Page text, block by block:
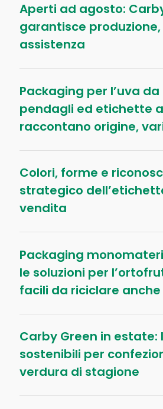
Aperti ad agosto:
garantisce
assistenza
Packaging per l’uva
pendagli ed etichette
raccontano origine,
Colori, forme e
strategico
vendita
Packaging
le soluzioni per
facili da riciclare
Carby Green in estate:
sostenibili per
verdura di stagione